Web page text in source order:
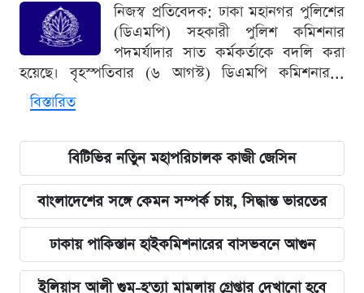
নিজস্ব প্রতিবেদক: ঢাকা মহানগর পুলিশের
(ডিএমপি) সহকারী পুলিশ কমিশনার
পদমর্যাদার সাত কর্মকর্তাকে বদলি করা
হয়েছে। বৃহস্পতিবার (৬ আগস্ট) ডিএমপি কমিশনার...
বিস্তারিত
বিটিভির নতিুন মহাপরিচালক কাজী জেসিন
বাংলাদেশের সঙ্গে কেমন সম্পর্ক চায়, সিদ্ধান্ত ভারতের
ঢাকায় পাকিস্তান হাইকমিশনারের বাসভবনে আগুন
ইলিয়াস আলী গুম-হ'ত্যা মামলায় গ্রেপ্তার দেখানো হবে